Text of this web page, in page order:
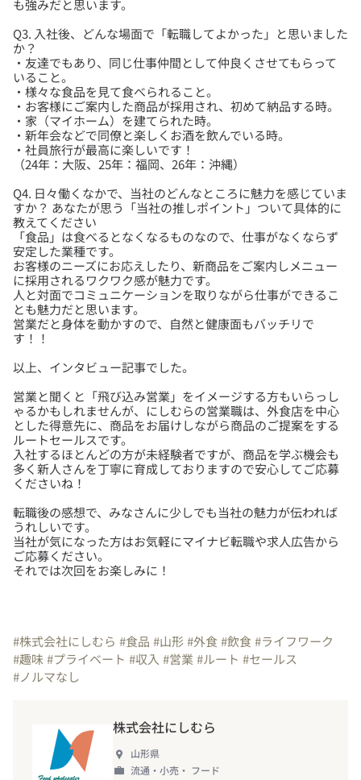
Q3. 入社後、どんな場面で「転職してよかった」と思いました
か？
・友達でもあり、同じ仕事仲間として仲良くさせてもらって
いること。
・様々な食品を見て食べられること。
・お客様にご案内した商品が採用され、初めて納品する時。
・家（マイホーム）を建てられた時。
・新年会などで同僚と楽しくお酒を飲んでいる時。
・社員旅行が最高に楽しいです！
Q4. 日々働くなかで、当社のどんなところに魅力を感じていま
すか？ あなたが思う「当社の推しポイント」ついて具体的に
教えてください
「食品」は食べるとなくなるものなので、仕事がなくならず
安定した業種です。
お客様のニーズにお応えしたり、新商品をご案内しメニュー
に採用されるワクワク感が魅力です。
人と対面でコミュニケーションを取りながら仕事ができるこ
とも魅力だと思います。
営業だと身体を動かすので、自然と健康面もバッチリで
営業と聞くと「飛び込み営業」をイメージする方もいらっし
ゃるかもしれませんが、にしむらの営業職は、外食店を中心
とした得意先に、商品をお届けしながら商品のご提案をする
ルートセールスです。
入社するほとんどの方が未経験者ですが、商品を学ぶ機会も
多く新人さんを丁寧に育成しておりますので安心してご応募
転職後の感想で、みなさんに少しでも当社の魅力が伝われば
うれしいです。
当社が気になった方はお気軽にマイナビ転職や求人広告から
ご応募ください。
それでは次回をお楽しみに！
#株式会社にしむら #食品 #山形#外食 #飲食 #ライフワーク
#趣味#プライベート #収入 #営業 #ルート #セールス
#ノルマなし
株式会社にしむら
山形県
流通・小売・ フード